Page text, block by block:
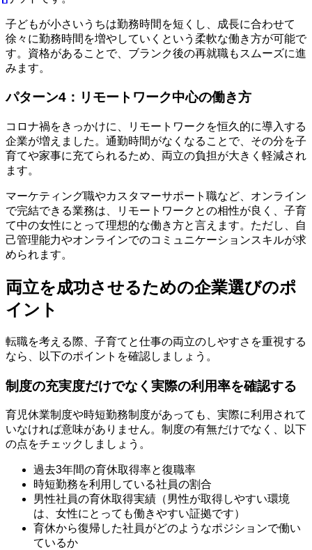
子どもが小さいうちは勤務時間を短くし、成長に合わせて
徐々に勤務時間を増やしていくという柔軟な働き方が可能で
す。資格があることで、ブランク後の再就職もスムーズに進
みます。
パターン4：リモートワーク中心の働き方
コロナ禍をきっかけに、リモートワークを恒久的に導入する
企業が増えました。通勤時間がなくなることで、その分を子
育てや家事に充てられるため、両立の負担が大きく軽減され
ます。
マーケティング職やカスタマーサポート職など、オンライン
で完結できる業務は、リモートワークとの相性が良く、子育
て中の女性にとって理想的な働き方と言えます。ただし、自
己管理能力やオンラインでのコミュニケーションスキルが求
められます。
両立を成功させるための企業選びのポ
イント
転職を考える際、子育てと仕事の両立のしやすさを重視する
なら、以下のポイントを確認しましょう。
制度の充実度だけでなく実際の利用率を確認する
育児休業制度や時短勤務制度があっても、実際に利用されて
いなければ意味がありません。制度の有無だけでなく、以下
の点をチェックしましょう。
過去3年間の育休取得率と復職率
時短勤務を利用している社員の割合
男性社員の育休取得実績（男性が取得しやすい環境
は、女性にとっても働きやすい証拠です）
育休から復帰した社員がどのようなポジションで働い
ているか